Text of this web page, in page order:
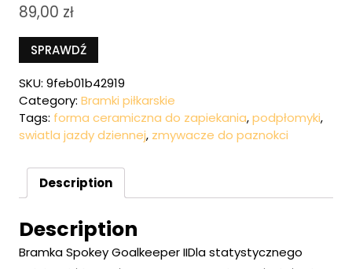
89,00 zł
SPRAWDŹ
SKU: 9feb01b42919
Category: Bramki piłkarskie
Tags: forma ceramiczna do zapiekania,podpłomyki,
swiatla jazdy dziennej, zmywacze do paznokci
Description
Description
Bramka Spokey Goalkeeper IIDla statystycznego